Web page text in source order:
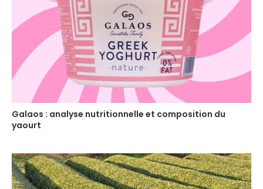
Galaos : analyse nutritionnelle et composition du
yaourt